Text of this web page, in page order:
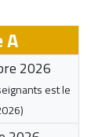
A
2026
est le
)